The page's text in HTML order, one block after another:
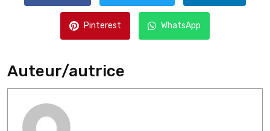
Pinterest WhatsApp
Auteur/autrice